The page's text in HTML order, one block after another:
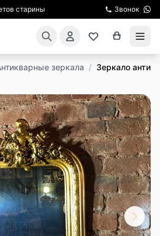
старины Звонок
зеркала / Зеркало